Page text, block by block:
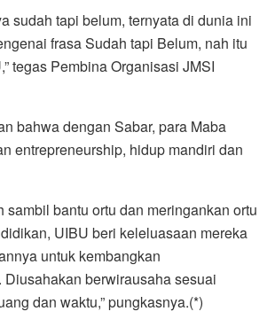
sudah tapi belum, ternyata di dunia ini
frasa Sudah tapi Belum, nah itu
tegas Pembina Organisasi JMSI
bahwa dengan Sabar, para Maba
entrepreneurship, hidup mandiri dan
sambil bantu ortu dan meringankan ortu
UIBU beri keleluasaan mereka
untuk kembangkan
Diusahakan berwirausaha sesuai
dan waktu,” pungkasnya.(*)